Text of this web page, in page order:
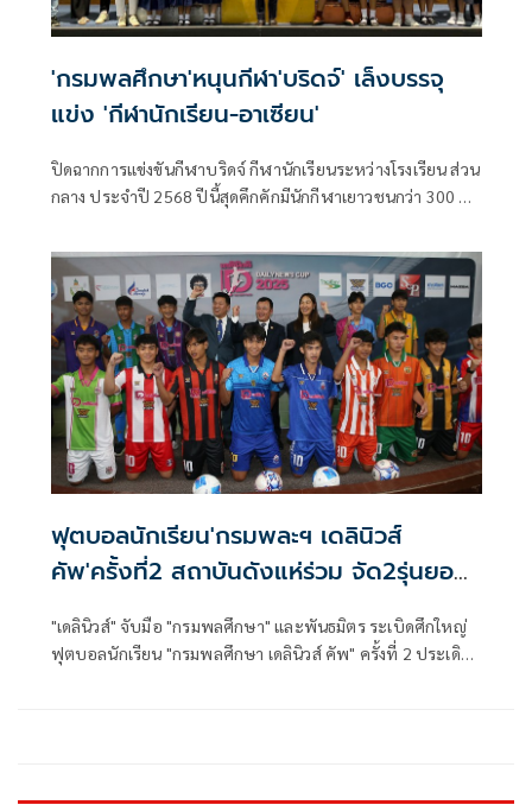
'กรมพลศึกษา'หนุนกีฬา'บริดจ์' เล็งบรรจุ
แข่ง 'กีฬานักเรียน-อาเซียน'
ปิดฉากการแข่งขันกีฬาบริดจ์ กีฬานักเรียนระหว่างโรงเรียน ส่วน
กลาง ประจำปี 2568 ปีนี้สุดคึกคักมีนักกีฬาเยาวชนกว่า 300 คน
จ.สระแก้ว, โรงเรียนปัทมดรุณวิทย์ จ.กำแพงเพชร, โรงเรียน
สังคมวิทยา จ.หนองคาย แบ่งแชมป์กันไปครอง ทางด้าน "ชย
วัฒน์ พิเศษสิทธิ์" นายกกีฬาบริดจ์ เป็นปลื้ม "ดร.พัฒพงศ์ พงษ์
สกุล" ยืนยัน "กรมพลศึกษา" เดินหน้าสนับสนุนเต็มที่ เตรียมยก
ระดับสู่กีฬานักเรียนนักศึกษาแห่งประเทศไทย รวมทั้งกีฬา
นักเรียนอาเซียน ขณะที่ "GPSC" และ "ธ.กรุงเทพ" สองผู้
สนับสนุนหลัก เล็งจัดแมตช์แข่งเพิ่ม ชิงทุนการศึกษาให้กับ
นักกีฬา
ฟุตบอลนักเรียน'กรมพละฯ เดลินิวส์
คัพ'ครั้งที่2 สถาบันดังแห่ร่วม จัด2รุ่นยอด
ฮิต16ปี,18ปี
"เดลินิวส์" จับมือ "กรมพลศึกษา" และพันธมิตร ระเบิดศึกใหญ่
ฟุตบอลนักเรียน "กรมพลศึกษา เดลินิวส์ คัพ" ครั้งที่ 2 ประเดิม